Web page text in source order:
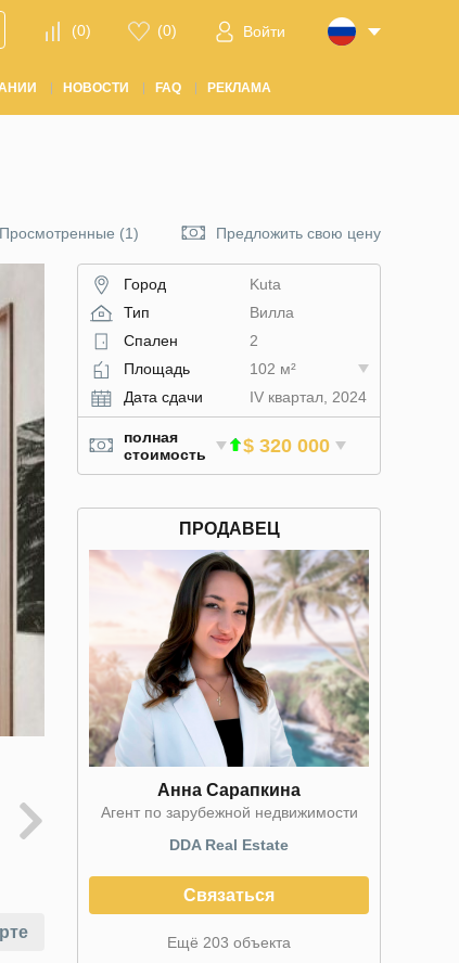
(0) (0) Войти
НОВОСТИ FAQ РЕКЛАМА
Просмотренные (1) Предложить свою цену
Город
Kuta
Тип
Вилла
Спален
2
Площадь
102 м²
Дата сдачи
IV квартал, 2024
полная
стоимость
$ 320 000
ПРОДАВЕЦ
Анна Сарапкина
Агент по зарубежной недвижимости
DDA Real Estate
Связаться
Ещё 203 объекта